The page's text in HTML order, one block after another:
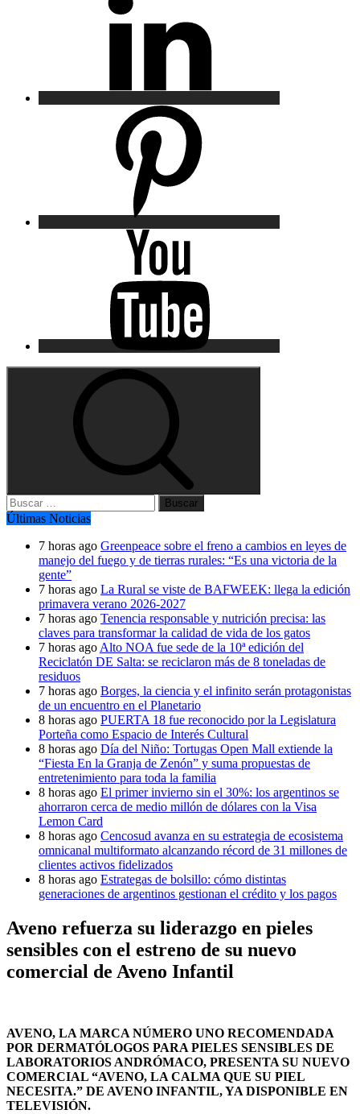
Buscar:
Últimas Noticias
7 horas ago Greenpeace sobre el freno a cambios en leyes de
manejo del fuego y de tierras rurales: “Es una victoria de la
gente”
7 horas ago La Rural se viste de BAFWEEK: llega la edición
primavera verano 2026-2027
7 horas ago Tenencia responsable y nutrición precisa: las
claves para transformar la calidad de vida de los gatos
7 horas ago Alto NOA fue sede de la 10ª edición del
Reciclatón DE Salta: se reciclaron más de 8 toneladas de
residuos
7 horas ago Borges, la ciencia y el infinito serán protagonistas
de un encuentro en el Planetario
8 horas ago PUERTA 18 fue reconocido por la Legislatura
Porteña como Espacio de Interés Cultural
8 horas ago Día del Niño: Tortugas Open Mall extiende la
“Fiesta En la Granja de Zenón” y suma propuestas de
entretenimiento para toda la familia
8 horas ago El primer invierno sin el 30%: los argentinos se
ahorraron cerca de medio millón de dólares con la Visa
Lemon Card
8 horas ago Cencosud avanza en su estrategia de ecosistema
omnicanal multiformato alcanzando récord de 31 millones de
clientes activos fidelizados
8 horas ago Estrategas de bolsillo: cómo distintas
generaciones de argentinos gestionan el crédito y los pagos
Aveno refuerza su liderazgo en pieles
sensibles con el estreno de su nuevo
comercial de Aveno Infantil
AVENO, LA MARCA NÚMERO UNO RECOMENDADA
POR DERMATÓLOGOS PARA PIELES SENSIBLES DE
LABORATORIOS ANDRÓMACO, PRESENTA SU NUEVO
COMERCIAL “AVENO, LA CALMA QUE SU PIEL
NECESITA.” DE AVENO INFANTIL, YA DISPONIBLE EN
TELEVISIÓN.